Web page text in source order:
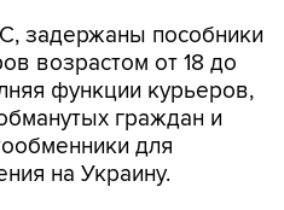
задержаны пособники
возрастом от 18 до
функции курьеров,
граждан и
для
на Украину.